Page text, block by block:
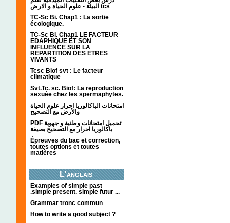
البيئة - علوم الحياة و الارض tcs
TC-Sc Bi. Chap1 : La sortie
écologique.
TC-Sc Bi. Chap1 LE FACTEUR
EDAPHIQUE ET SON
INFLUENCE SUR LA
REPARTITION DES ETRES
VIVANTS
Tcsc Biof svt : Le facteur
climatique
Svt.Tc. sc. Biof: La reproduction
sexuée chez les spermaphytes.
امتحانات الباكالوريا احرار علوم الحياة
والأرض مع التصحيح
PDF تحميل امتحانات وطنية و جهوية
باكالوريا احرار مع التصحيح بصيغة
Épreuves du bac et correction,
toutes options et toutes
matières
L'anglais
Examples of simple past
.simple present. simple futur ...
Grammar tronc commun
How to write a good subject ?